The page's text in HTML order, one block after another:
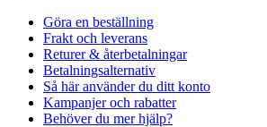
Göra en beställning
Frakt och leverans
Returer & återbetalningar
Betalningsalternativ
Så här använder du ditt konto
Kampanjer och rabatter
Behöver du mer hjälp?